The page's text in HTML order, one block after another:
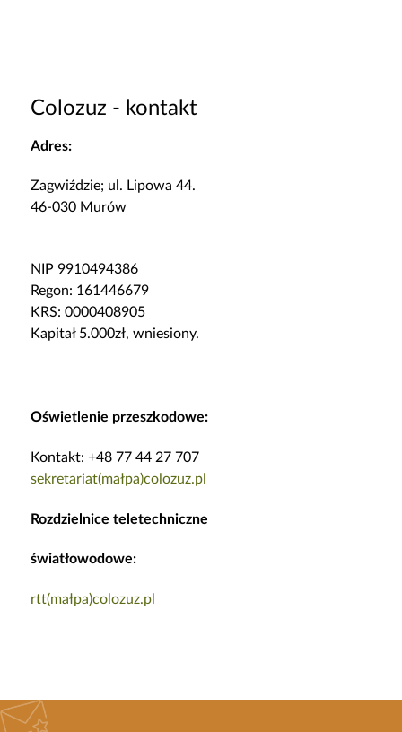
Colozuz - kontakt
Adres:
Zagwiździe; ul. Lipowa 44.
46-030 Murów
NIP 9910494386
Regon: 161446679
KRS: 0000408905
Kapitał 5.000zł, wniesiony.
Oświetlenie przeszkodowe:
Kontakt: +48 77 44 27 707
sekretariat(małpa)colozuz.pl
Rozdzielnice teletechniczne
światłowodowe:
rtt(małpa)colozuz.pl